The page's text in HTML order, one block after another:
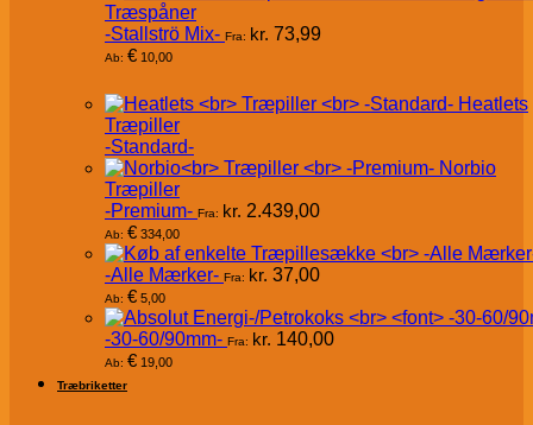
Træspåner
-Stallströ Mix- Fra: kr. 73,99
Ab: € 10,00
Heatlets
Træpiller
-Standard-
Norbio
Træpiller
-Premium- Fra: kr. 2.439,00
Ab: € 334,00
-Alle Mærker- Fra: kr. 37,00
Ab: € 5,00
-30-60/90mm- Fra: kr. 140,00
Ab: € 19,00
Træbriketter